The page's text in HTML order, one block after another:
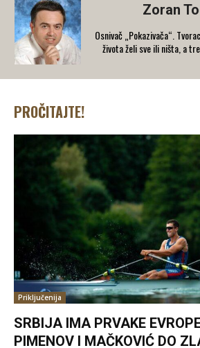
Zoran
Osnivač „Pokazivača“.
života želi sve ili ništa, a
PROČITAJTE!
Priključenija
SRBIJA IMA PRVAKE
PIMENOV I MAČKOVIĆ DO